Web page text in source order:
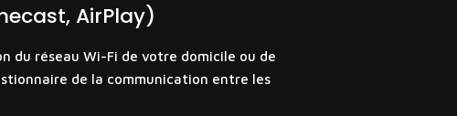
AirPlay)
du réseau Wi-Fi de votre domicile ou de
de la communication entre les